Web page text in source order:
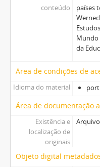
conteúdo
países
Mundo
da
Área de condições de
Idioma do material
Área de documentação
Existência e
localização de
originais
Arquivo
Objeto digital